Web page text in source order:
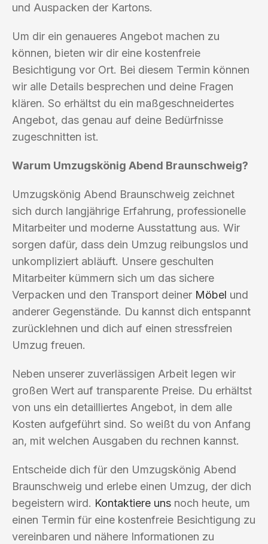
und Auspacken der Kartons.
Um dir ein genaueres Angebot machen zu
können, bieten wir dir eine kostenfreie
Besichtigung vor Ort. Bei diesem Termin können
wir alle Details besprechen und deine Fragen
klären. So erhältst du ein maßgeschneidertes
Angebot, das genau auf deine Bedürfnisse
zugeschnitten ist.
Warum Umzugskönig Abend Braunschweig?
Umzugskönig Abend Braunschweig zeichnet
sich durch langjährige Erfahrung, professionelle
Mitarbeiter und moderne Ausstattung aus. Wir
sorgen dafür, dass dein Umzug reibungslos und
unkompliziert abläuft. Unsere geschulten
Mitarbeiter kümmern sich um das sichere
Verpacken und den Transport deiner Möbel und
anderer Gegenstände. Du kannst dich entspannt
zurücklehnen und dich auf einen stressfreien
Umzug freuen.
Neben unserer zuverlässigen Arbeit legen wir
großen Wert auf transparente Preise. Du erhältst
von uns ein detailliertes Angebot, in dem alle
Kosten aufgeführt sind. So weißt du von Anfang
an, mit welchen Ausgaben du rechnen kannst.
Entscheide dich für den Umzugskönig Abend
Braunschweig und erlebe einen Umzug, der dich
begeistern wird. Kontaktiere uns noch heute, um
einen Termin für eine kostenfreie Besichtigung zu
vereinbaren und nähere Informationen zu